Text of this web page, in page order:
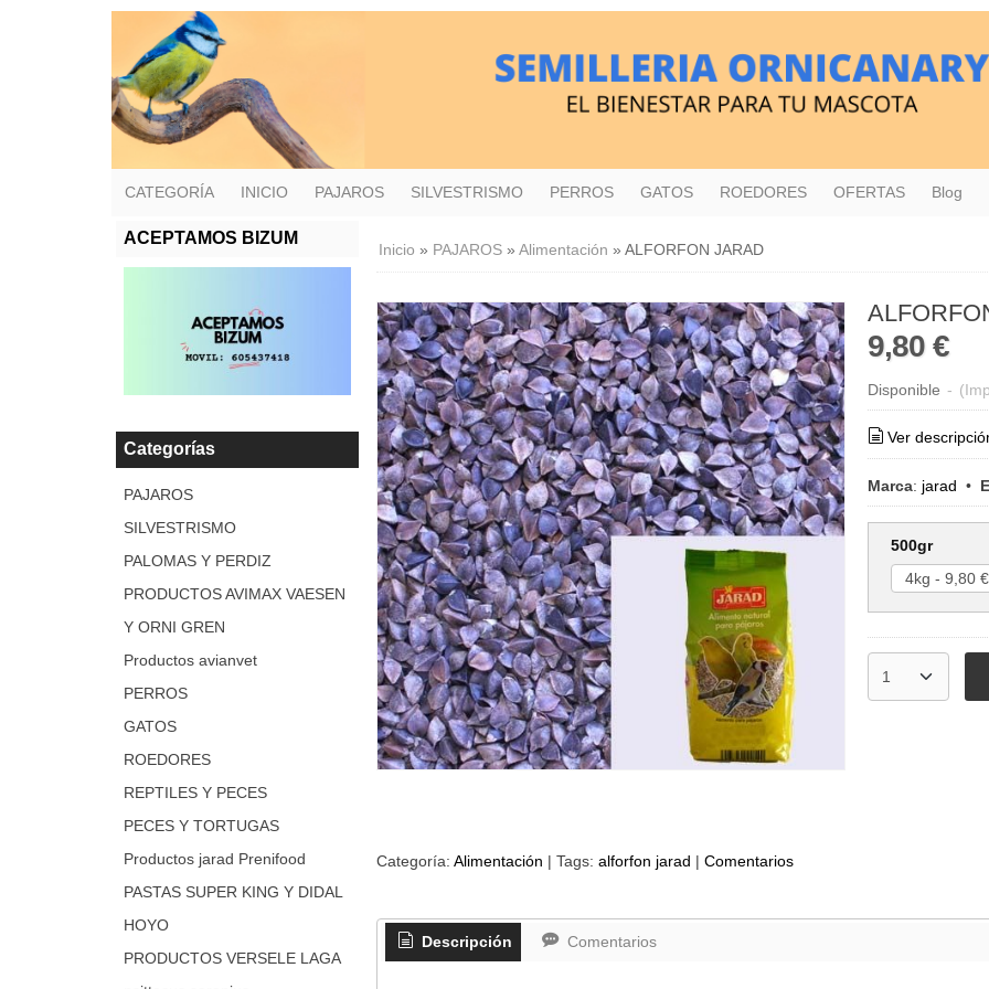
CATEGORÍA INICIO PAJAROS SILVESTRISMO PERROS GATOS ROEDORES OFERTAS Blog
ACEPTAMOS BIZUM
Categorías
PAJAROS
SILVESTRISMO
PALOMAS Y PERDIZ
PRODUCTOS AVIMAX VAESEN
Y ORNI GREN
Productos avianvet
PERROS
GATOS
ROEDORES
REPTILES Y PECES
PECES Y TORTUGAS
Productos jarad Prenifood
PASTAS SUPER KING Y DIDAL
HOYO
PRODUCTOS VERSELE LAGA
Inicio » PAJAROS» Alimentación » ALFORFON JARAD
9,80 €
Disponible -
Ver
Marca: jarad •
500gr
Categoría: Alimentación | Tags: alforfon jarad | Comentarios
Descripción Comentarios